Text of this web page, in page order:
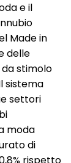
e il
Made in
delle
stimolo
sistema
settori
moda
di